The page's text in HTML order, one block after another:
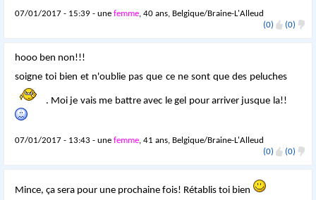
07/01/2017 - 15:39 - unefemme, 40 ans, Belgique/Braine-L'Alleud
(0)
(0)
hooo ben non!!!
soigne toi bien et n'oublie pas que ce ne sont que des peluches
. Moi je vais me battre avec le gel pour arriver jusque la!!
07/01/2017 - 13:43 - unefemme, 41 ans, Belgique/Braine-L'Alleud
(0)
(0)
Mince, ça sera pour une prochaine fois! Rétablis toi bien